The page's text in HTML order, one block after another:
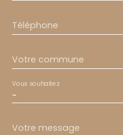
Téléphone
Votre commune
-
Vous souhaitez
Votre message